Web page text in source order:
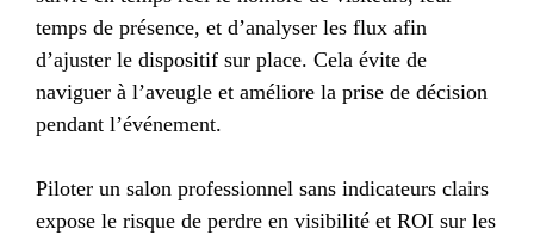
temps de présence, et d’analyser les flux afin
d’ajuster le dispositif sur place. Cela évite de
naviguer à l’aveugle et améliore la prise de décision
pendant l’événement.
Piloter un salon professionnel sans indicateurs clairs
expose le risque de perdre en visibilité et ROI sur les